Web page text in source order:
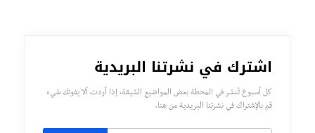
اشترك في نشرتنا البريدية
كل أسبوع تُنشر في المحطة بعض المواضيع الشيقة، إذا أردت ألا يفوتك شيء
قم بالإشتراك في نشرتنا البريدية من هنا.